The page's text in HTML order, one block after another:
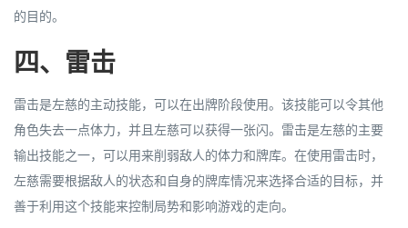
的目的。
四、雷击
雷击是左慈的主动技能，可以在出牌阶段使用。该技能可以令其他
角色失去一点体力，并且左慈可以获得一张闪。雷击是左慈的主要
输出技能之一，可以用来削弱敌人的体力和牌库。在使用雷击时，
左慈需要根据敌人的状态和自身的牌库情况来选择合适的目标，并
善于利用这个技能来控制局势和影响游戏的走向。